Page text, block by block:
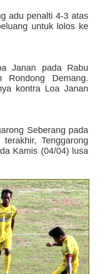
adu penalti 4-3 atas
untuk lolos ke
Janan pada Rabu
Demang.
kontra Loa Janan
Seberang pada
Tenggarong
Kamis (04/04) lusa